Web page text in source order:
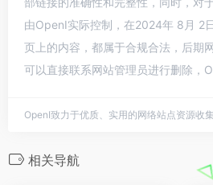
由OpenI实际控制，在2024年 8月 2
页上的内容，都属于合规合法，后期
可以直接联系网站管理员进行删除，
OpenI致力于优质、实用的网络站点资源收
相关导航